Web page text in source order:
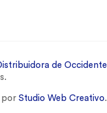
de Occidente
por Studio Web Creativo.